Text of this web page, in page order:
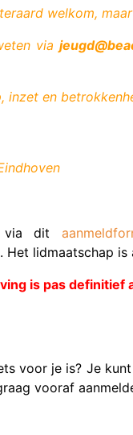
welkom,
via
inzet en
viadit
. Het lidmaatschap
is pas definitief
voor je is? Je
vooraf